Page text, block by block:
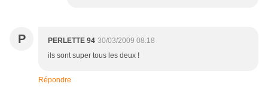
P PERLETTE 94 30/03/2009 08:18
ils sont super tous les deux !
Répondre